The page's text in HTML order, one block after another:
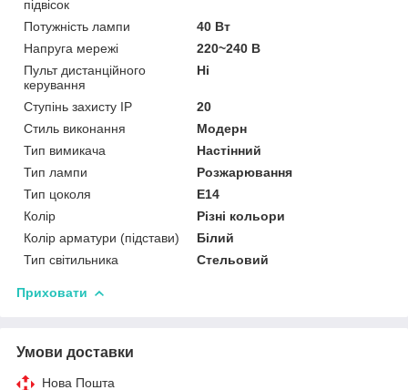
підвісок
Потужність лампи
40 Вт
Напруга мережі
220~240 В
Пульт дистанційного
керування
Ні
Ступінь захисту IP
20
Стиль виконання
Модерн
Тип вимикача
Настінний
Тип лампи
Розжарювання
Тип цоколя
E14
Колір
Різні кольори
Колір арматури (підстави)
Білий
Тип світильника
Стельовий
Приховати
Умови доставки
Нова Пошта